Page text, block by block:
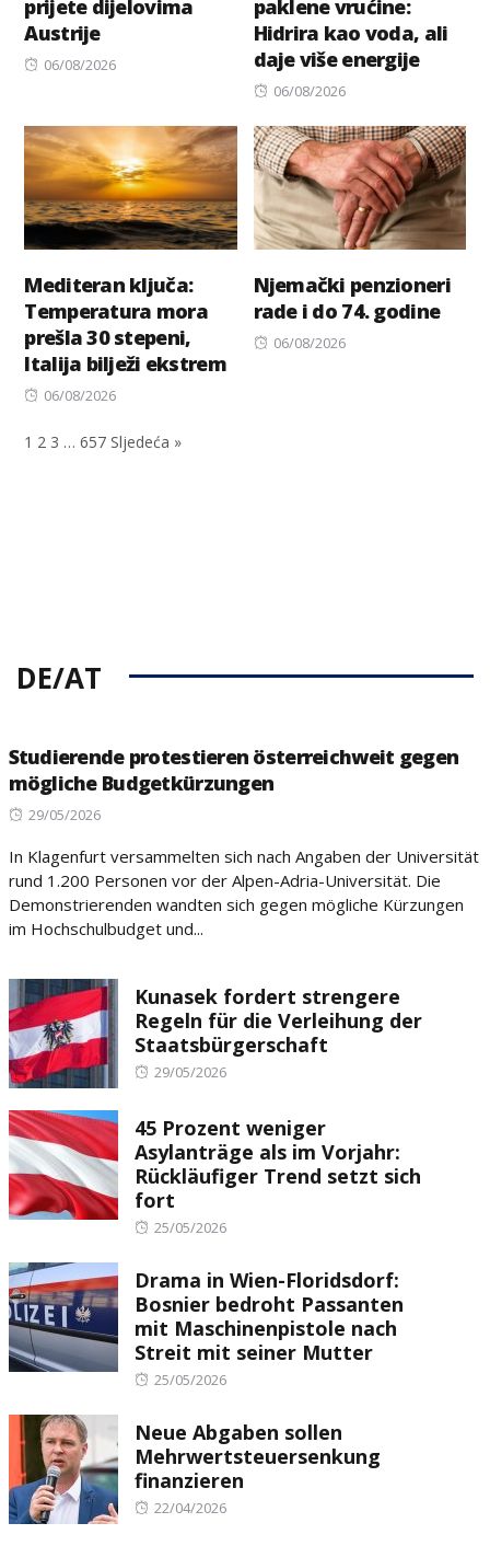
prijete dijelovima
Austrije
Posted
06/08/2026
paklene vrućine:
Hidrira kao voda, ali
daje više energije
Posted
06/08/2026
Mediteran ključa:
Temperatura mora
prešla 30 stepeni,
Italija bilježi ekstrem
Posted
06/08/2026
Njemački penzioneri
rade i do 74. godine
Posted
06/08/2026
1 2 3 … 657 Sljedeća »
DE/AT
Studierende protestieren österreichweit gegen
mögliche Budgetkürzungen
Posted
29/05/2026
In Klagenfurt versammelten sich nach Angaben der Universität
rund 1.200 Personen vor der Alpen-Adria-Universität. Die
Demonstrierenden wandten sich gegen mögliche Kürzungen
im Hochschulbudget und...
Kunasek fordert strengere
Regeln für die Verleihung der
Staatsbürgerschaft
Posted
29/05/2026
45 Prozent weniger
Asylanträge als im Vorjahr:
Rückläufiger Trend setzt sich
fort
Posted
25/05/2026
Drama in Wien-Floridsdorf:
Bosnier bedroht Passanten
mit Maschinenpistole nach
Streit mit seiner Mutter
Posted
25/05/2026
Neue Abgaben sollen
Mehrwertsteuersenkung
finanzieren
Posted
22/04/2026